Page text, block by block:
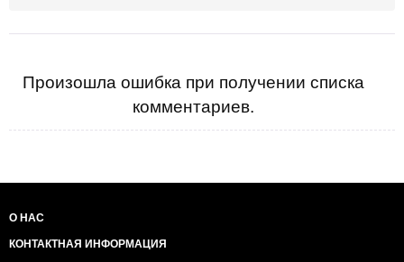
Произошла ошибка при получении списка
комментариев.
О НАС
КОНТАКТНАЯ ИНФОРМАЦИЯ